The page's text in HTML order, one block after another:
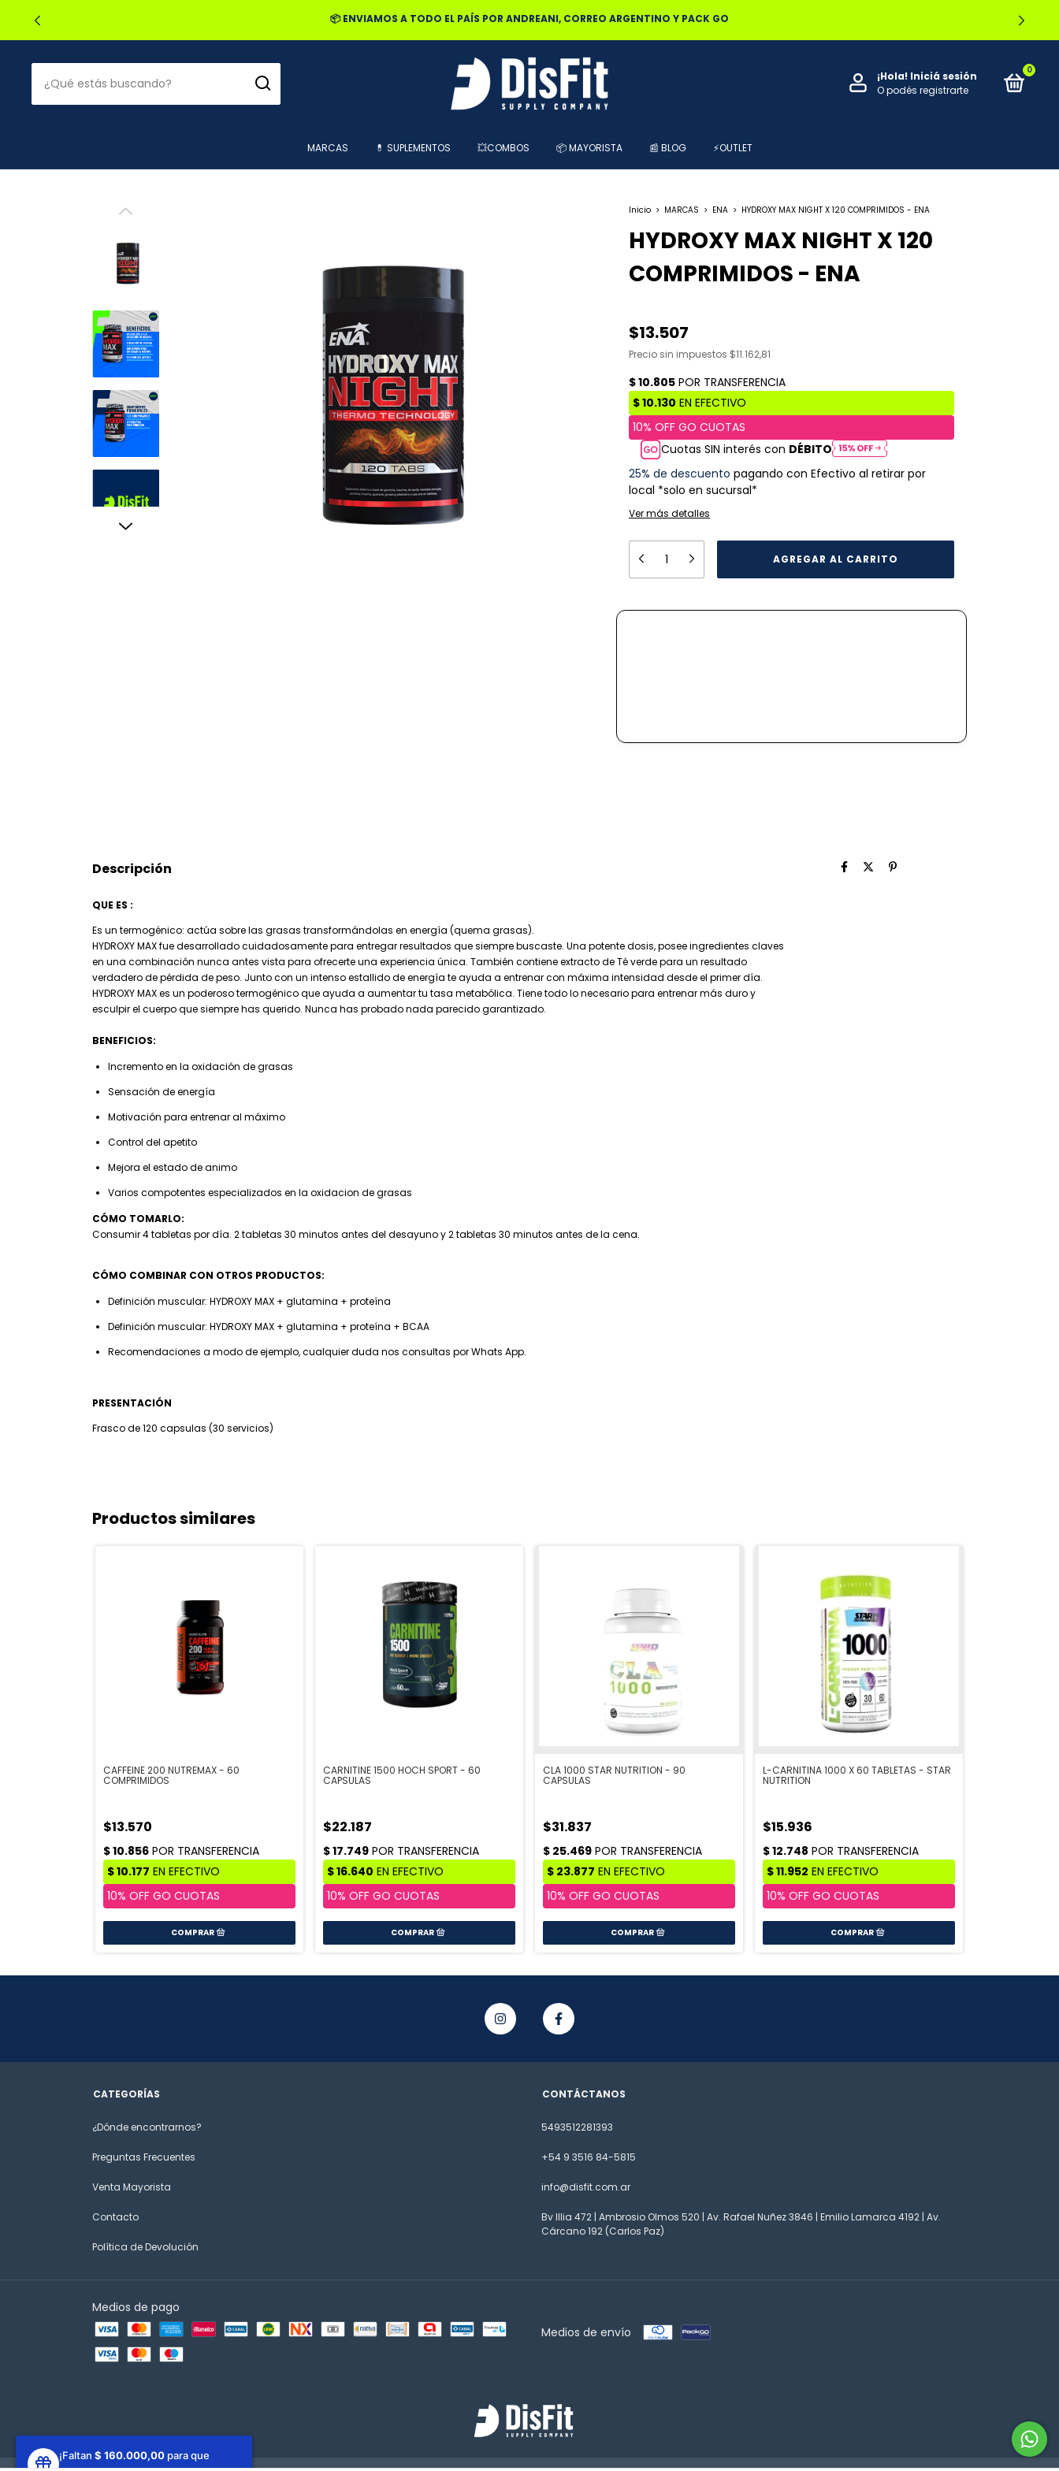
🔥20% OFF POR TRANSFERENCIA | 25% OFF EN EFECTIVO RETIRANDO EN LOCAL
¡Hola! Iniciá sesión
O podés registrarte
0
MARCAS 💊 SUPLEMENTOS 💥COMBOS 📦 MAYORISTA 📰 BLOG ⚡OUTLET
Inicio > MARCAS > ENA > HYDROXY MAX NIGHT X 120 COMPRIMIDOS - ENA
HYDROXY MAX NIGHT X 120
COMPRIMIDOS - ENA
$13.507
Precio sin impuestos $11.162,81
Cuotas SIN interés con DÉBITO
25% de descuento pagando con Efectivo al retirar por
local *solo en sucursal*
Ver más detalles
Descripción
QUE ES :
Es un termogénico: actúa sobre las grasas transformándolas en energía (quema grasas).
HYDROXY MAX fue desarrollado cuidadosamente para entregar resultados que siempre buscaste. Una potente dosis, posee ingredientes claves
en una combinación nunca antes vista para ofrecerte una experiencia única. También contiene extracto de Té verde para un resultado
verdadero de pérdida de peso. Junto con un intenso estallido de energía te ayuda a entrenar con máxima intensidad desde el primer día.
HYDROXY MAX es un poderoso termogénico que ayuda a aumentar tu tasa metabólica. Tiene todo lo necesario para entrenar más duro y
esculpir el cuerpo que siempre has querido. Nunca has probado nada parecido garantizado.
BENEFICIOS: ​
Incremento en la oxidación de grasas
Sensación de energía
Motivación para entrenar al máximo
Control del apetito
Mejora el estado de animo
Varios compotentes especializados en la oxidacion de grasas
CÓMO TOMARLO:
Consumir 4 tabletas por día. 2 tabletas 30 minutos antes del desayuno y 2 tabletas 30 minutos antes de la cena.
CÓMO COMBINAR CON OTROS PRODUCTOS:
Definición muscular: HYDROXY MAX + glutamina + proteína
Definición muscular: HYDROXY MAX + glutamina + proteína + BCAA
Recomendaciones a modo de ejemplo, cualquier duda nos consultas por Whats App.
PRESENTACIÓN
Frasco de 120 capsulas (30 servicios)
Productos similares
CAFFEINE 200 NUTREMAX - 60
COMPRIMIDOS
$13.570
CARNITINE 1500 HOCH SPORT - 60
CAPSULAS
$22.187
CLA 1000 STAR NUTRITION - 90
CAPSULAS
$31.837
L-CARNITINA 1000 X 60 TABLETAS - STAR
NUTRITION
$15.936
CATEGORÍAS
¿Dónde encontrarnos?
Preguntas Frecuentes
Venta Mayorista
Contacto
Política de Devolución
CONTÁCTANOS
5493512281393
+54 9 3516 84-5815
info@disfit.com.ar
Bv Illia 472 | Ambrosio Olmos 520 | Av. Rafael Nuñez 3846 | Emilio Lamarca 4192 | Av.
Cárcano 192 (Carlos Paz)
Medios de pago
Medios de envío
¡Faltan $ 160.000,00 para que